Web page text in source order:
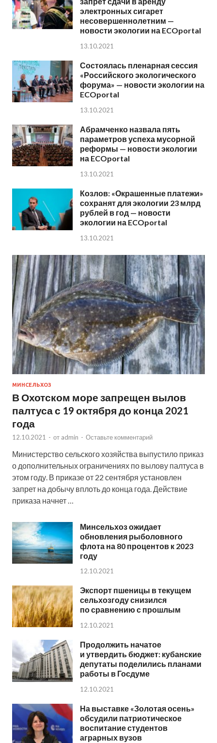
электронных сигарет
несовершеннолетним —
новости экологии на ECOportal
13.10.2021
Состоялась пленарная сессия
«Российского экологического
форума» — новости экологии на
ECOportal
13.10.2021
Абрамченко назвала пять
параметров успеха мусорной
реформы — новости экологии
на ECOportal
13.10.2021
Козлов: «Окрашенные платежи»
сохранят для экологии 23 млрд
рублей в год — новости
экологии на ECOportal
13.10.2021
МИНСЕЛЬХОЗ
В Охотском море запрещен вылов
палтуса с 19 октября до конца 2021
года
12.10.2021 - от admin - Оставьте комментарий
Министерство сельского хозяйства выпустило приказ
о дополнительных ограничениях по вылову палтуса в
этом году. В приказе от 22 сентября установлен
запрет на добычу вплоть до конца года. Действие
приказа начнет …
Минсельхоз ожидает
обновления рыболовного
флота на 80 процентов к 2023
году
12.10.2021
Экспорт пшеницы в текущем
сельхозгоду снизился
по сравнению с прошлым
12.10.2021
Продолжить начатое
и утвердить бюджет: кубанские
депутаты поделились планами
работы в Госдуме
12.10.2021
На выставке «Золотая осень»
обсудили патриотическое
воспитание студентов
аграрных вузов